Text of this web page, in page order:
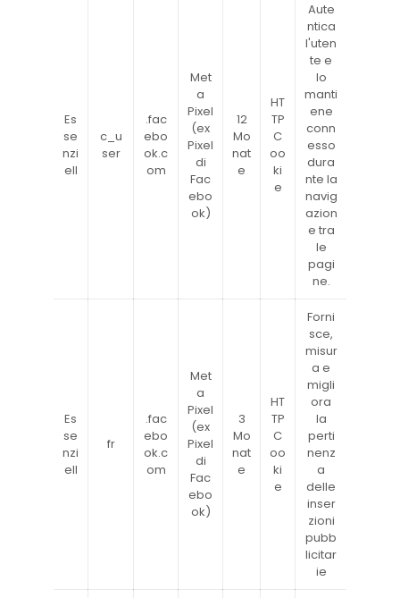
Es
se
nzi
ell
c_u
ser
.fac
ebo
ok.c
om
Met
a
Pixel
(ex
Pixel
di
Fac
ebo
ok)
12
Mo
nat
e
HT
TP
C
oo
ki
e
Aute
ntica
l'uten
te e
lo
manti
ene
conn
esso
dura
nte la
navig
azion
e tra
le
pagi
ne.
Es
se
nzi
ell
fr
.fac
ebo
ok.c
om
Met
a
Pixel
(ex
Pixel
di
Fac
ebo
ok)
3
Mo
nat
e
HT
TP
C
oo
ki
e
Forni
sce,
misur
a e
migli
ora
la
perti
nenz
a
delle
inser
zioni
pubb
licitar
ie